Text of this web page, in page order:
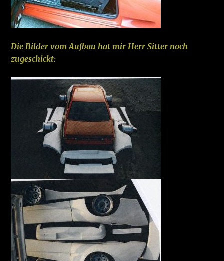
Die Bilder vom Aufbau hat mir Herr Sitter noch
zugeschickt: